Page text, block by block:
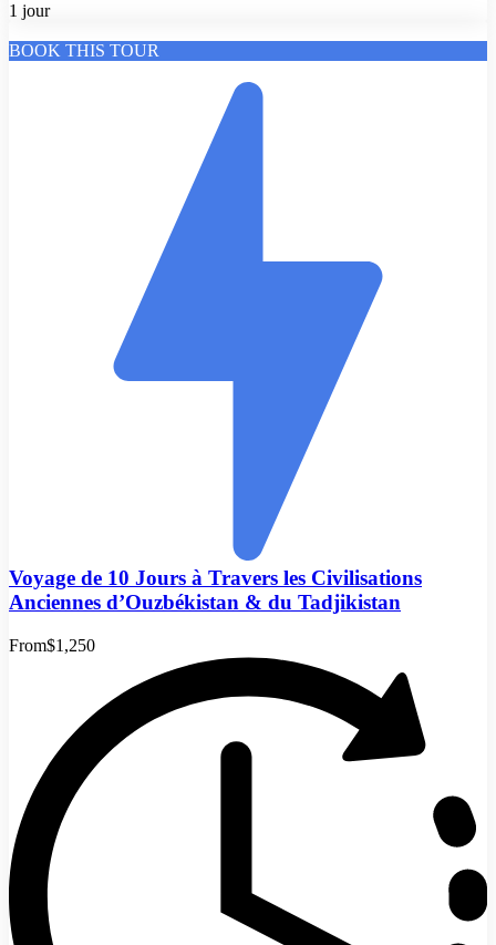
1 jour
BOOK THIS TOUR
Voyage de 10 Jours à Travers les Civilisations
Anciennes d’Ouzbékistan & du Tadjikistan
From$1,250